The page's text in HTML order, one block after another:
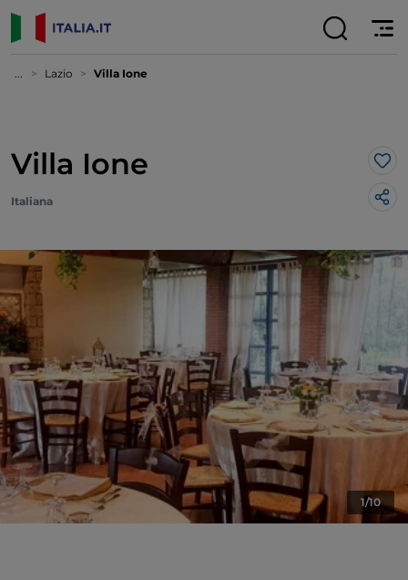
... Lazio Villa Ione
Villa Ione
Italiana
1/10